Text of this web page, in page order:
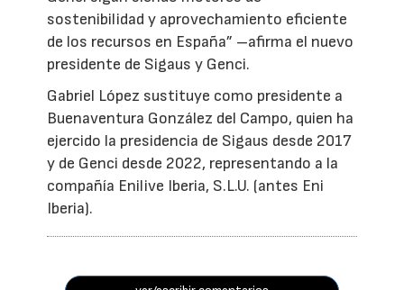
sostenibilidad y aprovechamiento eficiente
de los recursos en España” –afirma el nuevo
presidente de Sigaus y Genci.
Gabriel López sustituye como presidente a
Buenaventura González del Campo, quien ha
ejercido la presidencia de Sigaus desde 2017
y de Genci desde 2022, representando a la
compañía Enilive Iberia, S.L.U. (antes Eni
Iberia).